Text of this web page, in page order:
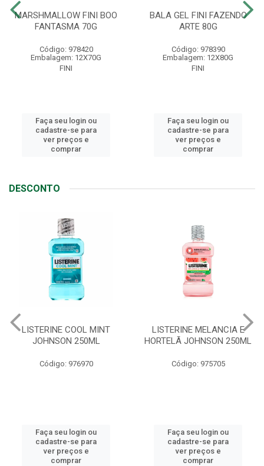
MARSHMALLOW FINI BOO
FANTASMA 70G
Código: 978420
Embalagem: 12X70G
FINI
Faça seu login ou
cadastre-se para
ver preços e
comprar
BALA GEL FINI FAZENDO
ARTE 80G
Código: 978390
Embalagem: 12X80G
FINI
Faça seu login ou
cadastre-se para
ver preços e
comprar
DESCONTO
LISTERINE MELANCIA E
HORTELÃ JOHNSON 250ML
Código: 975705
Faça seu login ou
cadastre-se para
ver preços e
comprar
ABSORVENTE SEMPRE
LIVRE ADAPT SUAVE
Código: 961997
Faça seu login ou
cadastre-se para
ver preços e
comprar